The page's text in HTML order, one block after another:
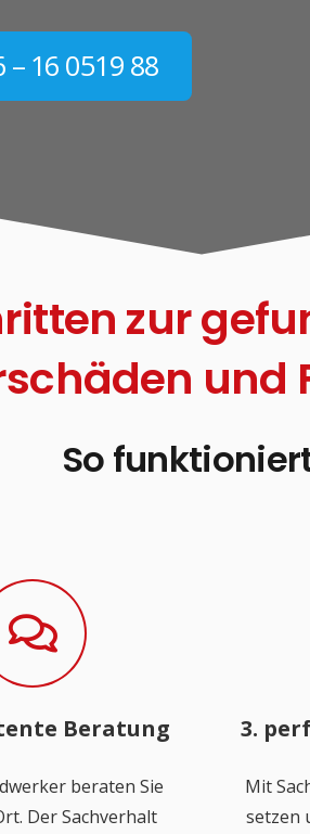
– 16 0519 88
zur
und
So
Beratung
beraten Sie
Der Sachverhalt
3.
Mit
setzen